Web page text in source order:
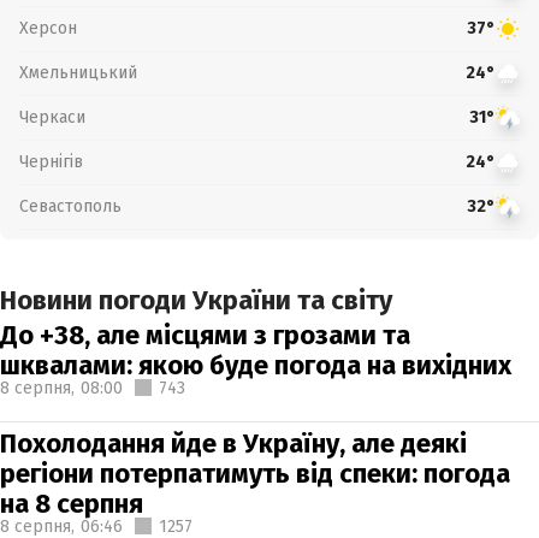
Херсон 37°
Хмельницький 24°
Черкаси 31°
Чернігів 24°
Севастополь 32°
Новини погоди України та світу
До +38, але місцями з грозами та
шквалами: якою буде погода на вихідних
8 серпня, 08:00 743
Похолодання йде в Україну, але деякі
регіони потерпатимуть від спеки: погода
на 8 серпня
8 серпня, 06:46 1257